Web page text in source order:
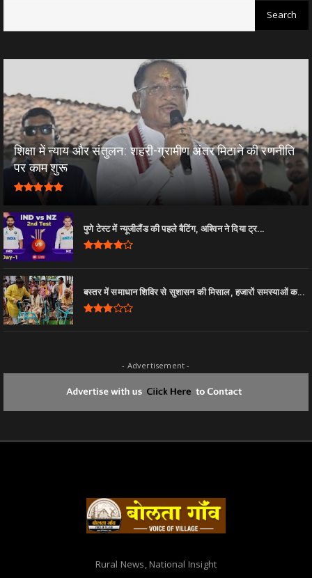
शिक्षा में न्याय और संतुलन: शहरी-ग्रामीण अंतर मिटाने की रणनीति
पर काम शुरू
पुणे टेस्ट में न्यूजीलैंड की पहले बैटिंग, अश्विन ने दिया ट्र...
बस्तर में समाधान शिविर से सुशासन की मिसाल, हजारों समस्याओं क...
- Advertisement -
Rural News, National Insight